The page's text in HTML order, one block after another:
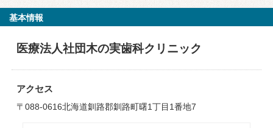
基本情報
医療法人社団木の実歯科クリニック
アクセス
〒088-0616北海道釧路郡釧路町曙1丁目1番地7